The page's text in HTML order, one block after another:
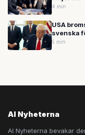
av USA
4 min
USA
svenska
5 min
AI Nyheterna
AI Nyheterna bevakar